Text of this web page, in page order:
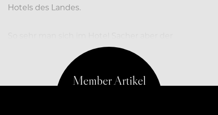
Hotels des Landes.
Vergangenheit verpflichtet fühlt, so sehr räumt